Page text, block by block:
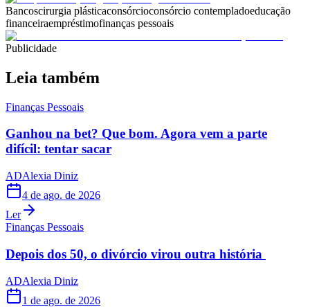
Bancoscirurgia plásticaconsórcioconsórcio contempladoeducação
financeiraempréstimofinanças pessoais
Publicidade
Leia também
Finanças Pessoais
Ganhou na bet? Que bom. Agora vem a parte
difícil: tentar sacar
ADAlexia Diniz
4 de ago. de 2026
Ler
Finanças Pessoais
Depois dos 50, o divórcio virou outra história
ADAlexia Diniz
1 de ago. de 2026